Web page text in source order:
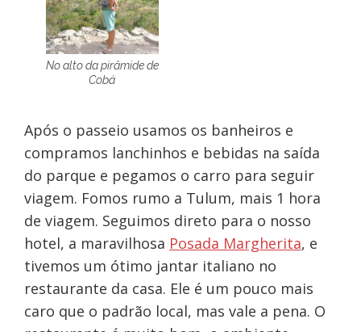
No alto da pirâmide de
Cobá
Após o passeio usamos os banheiros e
compramos lanchinhos e bebidas na saída
do parque e pegamos o carro para seguir
viagem. Fomos rumo a Tulum, mais 1 hora
de viagem. Seguimos direto para o nosso
hotel, a maravilhosa Posada Margherita, e
tivemos um ótimo jantar italiano no
restaurante da casa. Ele é um pouco mais
caro que o padrão local, mas vale a pena. O